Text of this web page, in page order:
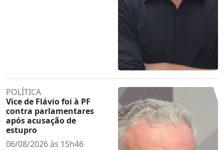
POLÍTICA
Vice de Flávio foi à PF
contra parlamentares
após acusação de
estupro
06/08/2026 às 15h46